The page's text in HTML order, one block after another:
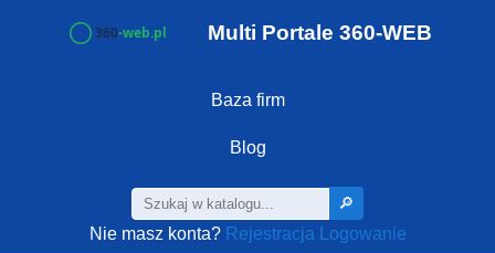
Multi Portale 360-WEB
Baza firm
Blog
🔎
Nie masz konta? Rejestracja Logowanie